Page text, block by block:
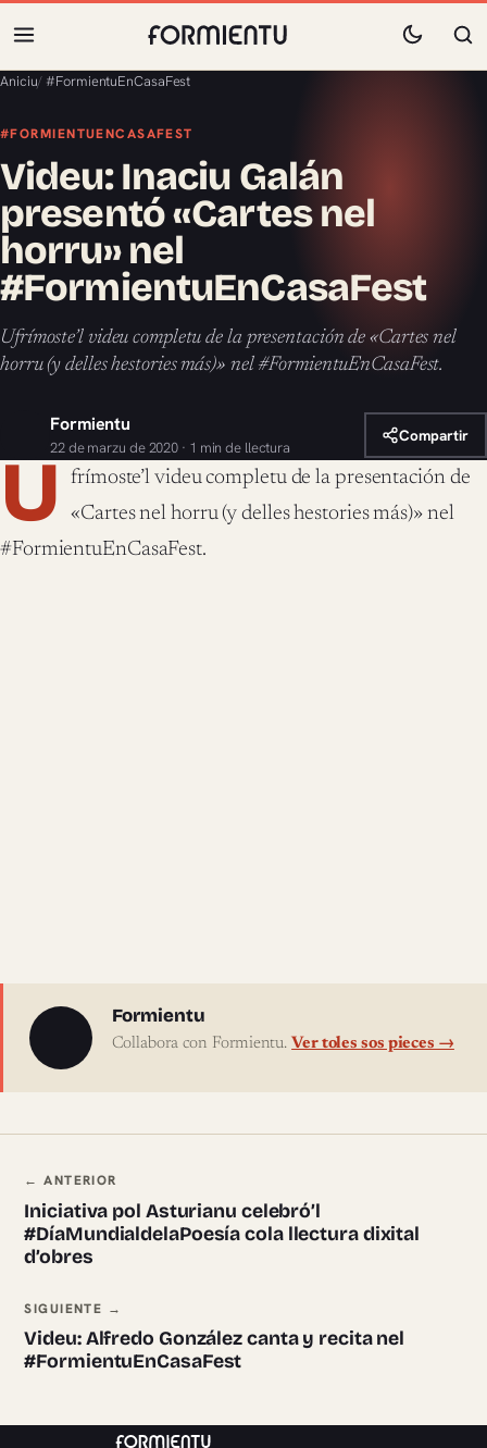
Aniciu/ #FormientuEnCasaFest
#FORMIENTUENCASAFEST
Videu: Inaciu Galán
presentó «Cartes nel
horru» nel
#FormientuEnCasaFest
Ufrímoste’l videu completu de la presentación de «Cartes nel
horru (y delles hestories más)» nel #FormientuEnCasaFest.
Formientu
22 de marzu de 2020 · 1 min de llectura
Compartir
U frímoste’l videu completu de la presentación de
«Cartes nel horru (y delles hestories más)» nel
#FormientuEnCasaFest.
Sobre l'autor
Formientu
Collabora con Formientu. Ver toles sos pieces →
Navegación ente pieces
← ANTERIOR
Iniciativa pol Asturianu celebró’l
#DíaMundialdelaPoesía cola llectura dixital
d’obres
SIGUIENTE →
Videu: Alfredo González canta y recita nel
#FormientuEnCasaFest